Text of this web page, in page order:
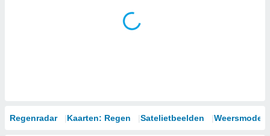
Regenradar Kaarten: Regen Satelietbeelden